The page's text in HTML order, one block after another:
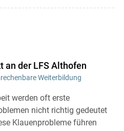
an der LFS Althofen
Weiterbildung
werden oft erste
nicht richtig gedeutet
Klauenprobleme führen